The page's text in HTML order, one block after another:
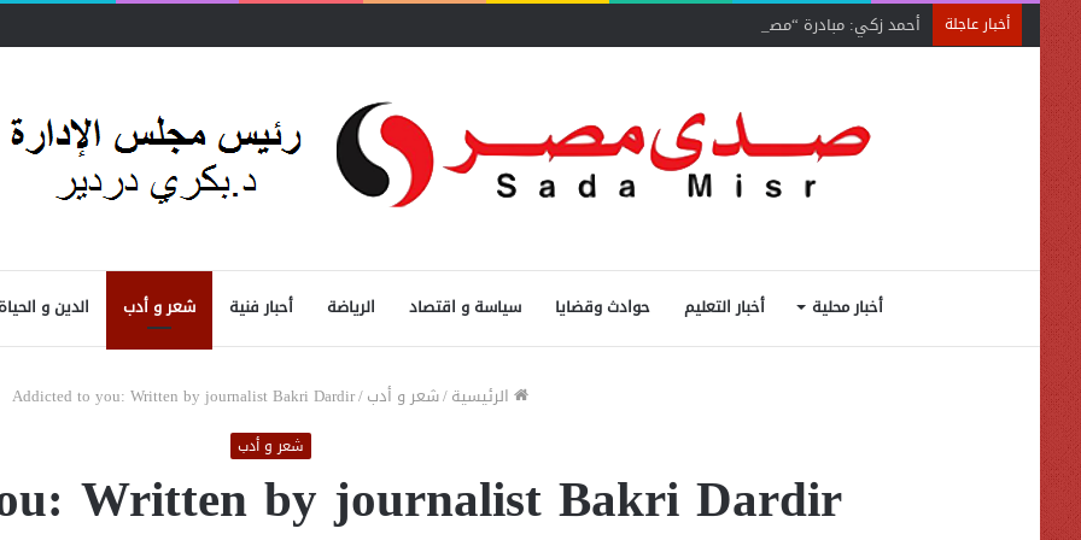
أخبار عاجلة أحمد زكي: مبادرة “مصر تنطلق بالتصدير”
أخبار محلية أخبار التعليم حوادث وقضايا سياسة و اقتصاد الرياضة أحبار فنية شعر و أدب الدين و الحياة
الرئيسية/شعر و أدب/
Addicted to you: Written by journalist Bakri Dardir
شعر و أدب
Written by journalist Bakri Dardir